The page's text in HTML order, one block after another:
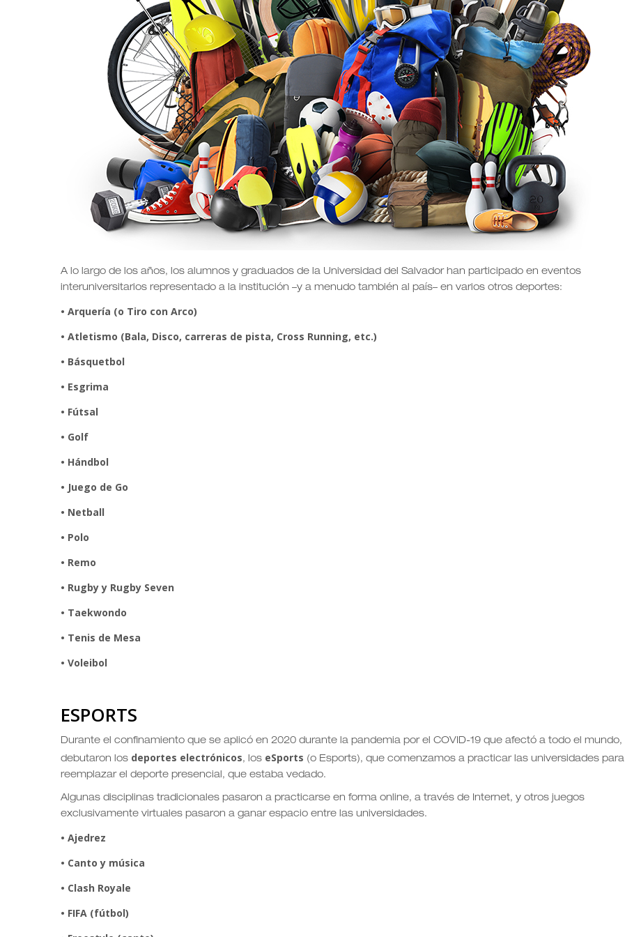
A lo largo de los años, los alumnos y graduados de la Universidad del Salvador han participado en eventos
interuniversitarios representado a la institución –y a menudo también al país– en varios otros deportes:
• Arquería (o Tiro con Arco)
• Atletismo (Bala, Disco, carreras de pista, Cross Running, etc.)
• Básquetbol
• Esgrima
• Fútsal
• Golf
• Hándbol
• Juego de Go
• Netball
• Polo
• Remo
• Rugby y Rugby Seven
• Taekwondo
• Tenis de Mesa
• Voleibol
ESPORTS
Durante el confinamiento que se aplicó en 2020 durante la pandemia por el COVID-19 que afectó a todo el mundo,
debutaron los deportes electrónicos, los eSports (o Esports), que comenzamos a practicar las universidades para
reemplazar el deporte presencial, que estaba vedado.
Algunas disciplinas tradicionales pasaron a practicarse en forma online, a través de Internet, y otros juegos
exclusivamente virtuales pasaron a ganar espacio entre las universidades.
• Ajedrez
• Canto y música
• Clash Royale
• FIFA (fútbol)